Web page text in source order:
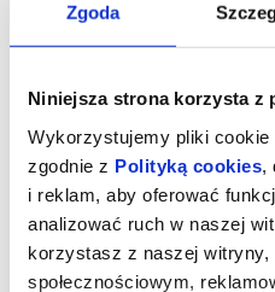
Zgoda
Niniejsza strona korzysta z
Wykorzystujemy pliki cookie
zgodnie z Polityką cookies
i reklam, aby oferować
analizować ruch w naszej
korzystasz z naszej witryny,
społecznościowym,
Niesamowite
Ale kosmos!